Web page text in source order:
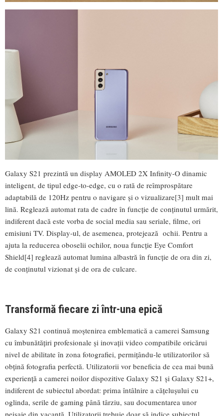
Galaxy S21 prezintă un display AMOLED 2X Infinity-O dinamic
inteligent, de tipul edge-to-edge, cu o rată de reîmprospătare
adaptabilă de 120Hz pentru o navigare și o vizualizare[3] mult mai
lină. Reglează automat rata de cadre în funcție de conținutul urmărit,
indiferent dacă este vorba de social media sau seriale, filme, ori
emisiuni TV. Display-ul, de asemenea, protejează ochii. Pentru a
ajuta la reducerea oboselii ochilor, noua funcție Eye Comfort
Shield[4] reglează automat lumina albastră în funcție de ora din zi,
de conținutul vizionat și de ora de culcare.
Transformă fiecare zi într-una epică
Galaxy S21 continuă moștenirea emblematică a camerei Samsung
cu îmbunătățiri profesionale și inovații video compatibile oricărui
nivel de abilitate în zona fotografiei, permițându-le utilizatorilor să
obțină fotografia perfectă. Utilizatorii vor beneficia de cea mai bună
experiență a camerei noilor dispozitive Galaxy S21 și Galaxy S21+,
indiferent de subiectul abordat: prima întâlnire a cățelușului cu
oglinda, serile de gaming până târziu, sau documentarea unor